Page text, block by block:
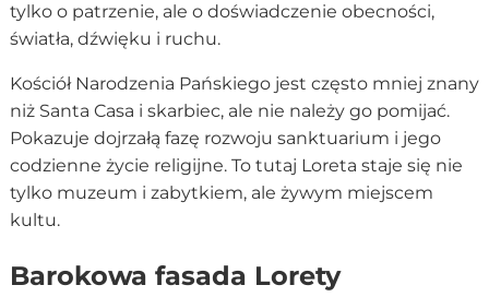
tylko o patrzenie, ale o doświadczenie obecności,
światła, dźwięku i ruchu.
Kościół Narodzenia Pańskiego jest często mniej znany
niż Santa Casa i skarbiec, ale nie należy go pomijać.
Pokazuje dojrzałą fazę rozwoju sanktuarium i jego
codzienne życie religijne. To tutaj Loreta staje się nie
tylko muzeum i zabytkiem, ale żywym miejscem
kultu.
Barokowa fasada Lorety